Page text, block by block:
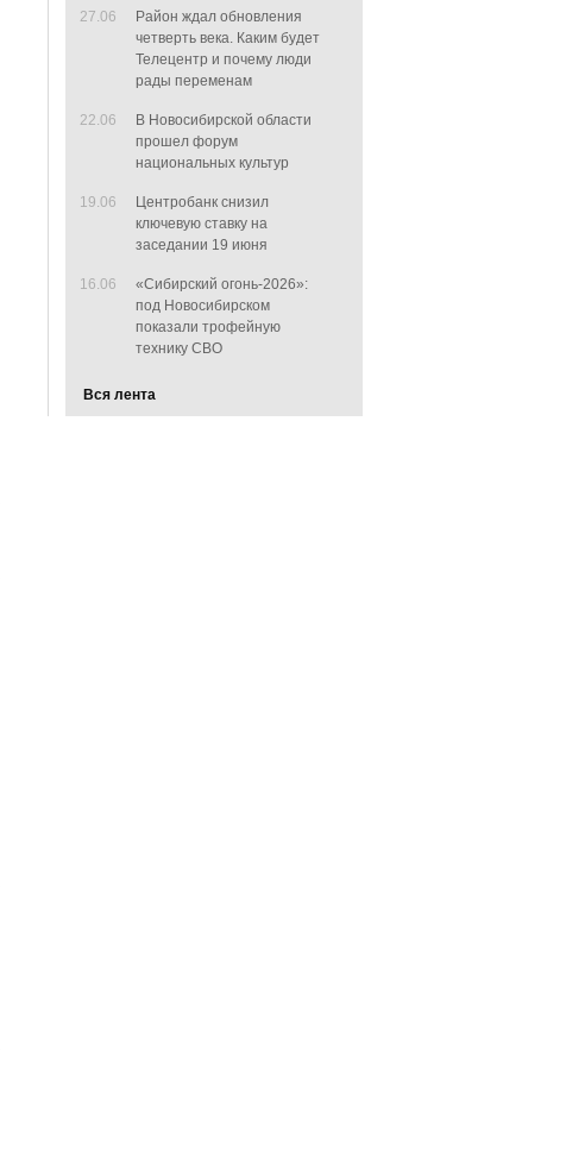
27.06
Район ждал обновления
четверть века. Каким будет
Телецентр и почему люди
рады переменам
22.06
В Новосибирской области
прошел форум
национальных культур
19.06
Центробанк снизил
ключевую ставку на
заседании 19 июня
16.06
«Сибирский огонь-2026»:
под Новосибирском
показали трофейную
технику СВО
Вся лента